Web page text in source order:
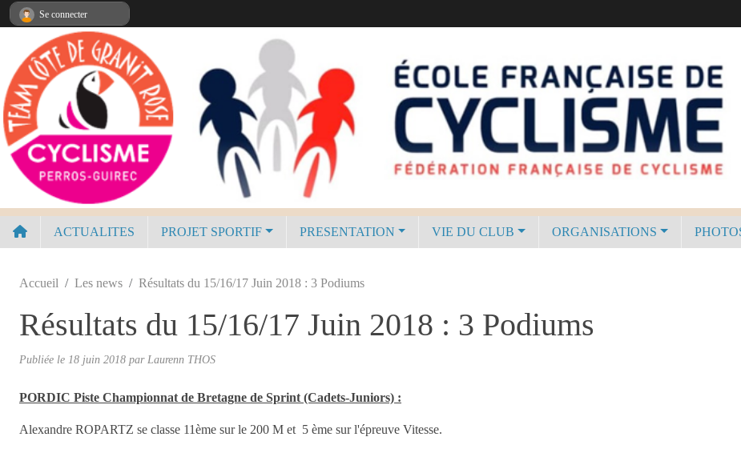
ACTUALITES PROJET SPORTIF PRESENTATION VIE DU CLUB ORGANISATIONS
Accueil Les news Résultats du 15/16/17 Juin 2018 : 3 Podiums
Résultats du 15/16/17 Juin 2018 : 3 Podiums
Publiée le 18 juin 2018 par Laurenn THOS
PORDIC Piste Championnat de Bretagne de Sprint (Cadets-Juniors) :
Alexandre ROPARTZ se classe 11ème sur le 200 M et 5 ème sur l'épreuve Vitesse.
Se connecter
Panneau de gestion des cookies